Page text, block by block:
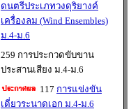
ดนตรีประเภทวงดุริยางค์
เครื่องลม (Wind Ensembles)
ม.4-ม.6
259 การประกวดขับขาน
ประสานเสียง ม.4-ม.6
117 การแข่งขัน
เดี่ยวระนาดเอก ม.4-ม.6